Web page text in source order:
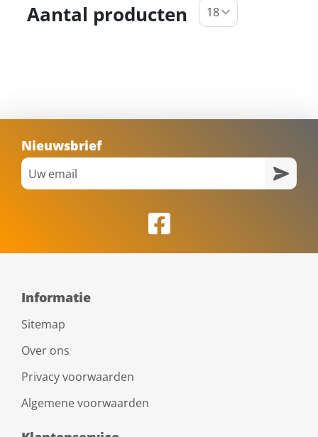
Aantal producten
Nieuwsbrief
Informatie
Sitemap
Over ons
Privacy voorwaarden
Algemene voorwaarden